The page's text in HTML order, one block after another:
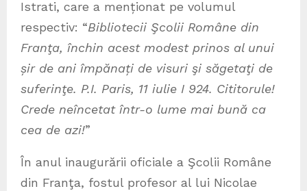
Istrati, care a menționat pe volumul
respectiv: “Bibliotecii Şcolii Române din
Franţa, închin acest modest prinos al unui
șir de ani împănați de visuri şi săgetaţi de
suferinţe. P.I. Paris, 11 iulie I 924. Cititorule!
Crede neîncetat într-o lume mai bună ca
cea de azi!”
În anul inaugurării oficiale a Şcolii Române
din Franţa, fostul profesor al lui Nicolae